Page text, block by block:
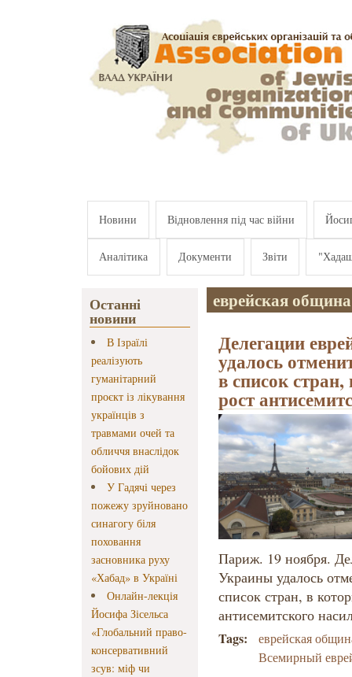
Новини Відновлення під час війни
Аналітика Документи Звіти
Останні
новини
В Ізраїлі
реалізують
гуманітарний
проєкт із лікування
українців з
травмами очей та
обличчя внаслідок
бойових дій
У Гадячі через
пожежу зруйновано
синагогу біля
поховання
засновника руху
«Хабад» в Україні
Онлайн-лекція
Йосифа Зісельса
«Глобальний право-
консервативний
зсув: міф чи
еврейская община
Делегации
удалось
в список
рост
Париж. 19 ноября.
Украины удалось
список стран, в
антисемитского
Tags:
еврейская
Всемирный